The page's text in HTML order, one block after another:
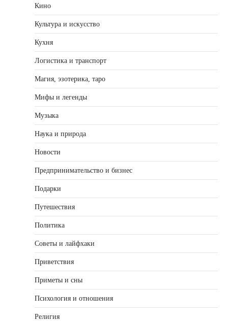
Кино
Культура и искусство
Кухня
Логистика и транспорт
Магия, эзотерика, таро
Мифы и легенды
Музыка
Наука и природа
Новости
Предпринимательство и бизнес
Подарки
Путешествия
Политика
Советы и лайфхаки
Приветствия
Приметы и сны
Психология и отношения
Религия